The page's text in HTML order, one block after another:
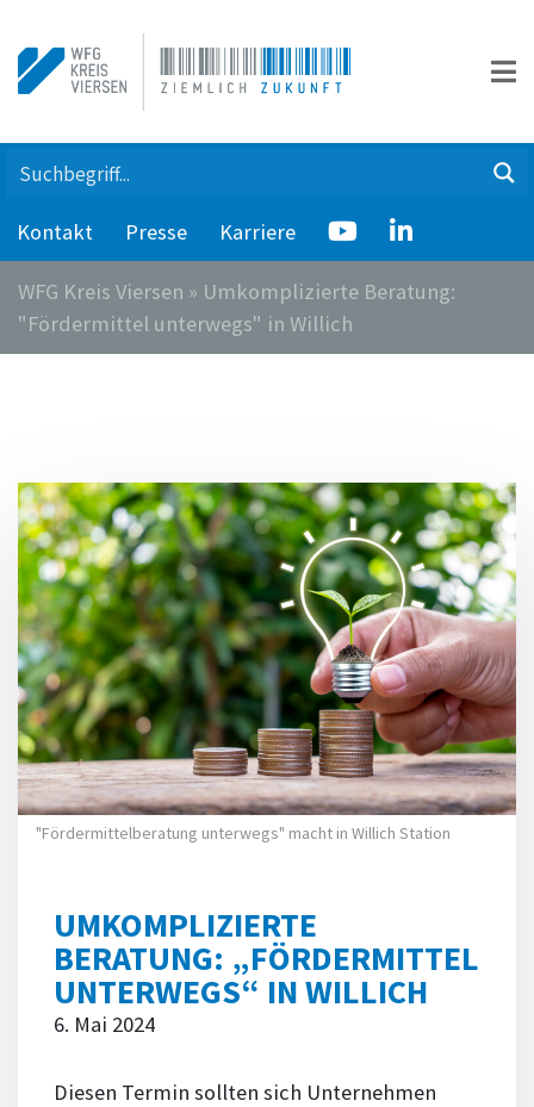
Kontakt Presse Karriere
WFG Kreis Viersen » Umkomplizierte Beratung:
"Fördermittel unterwegs" in Willich
"Fördermittelberatung unterwegs" macht in Willich Station
UMKOMPLIZIERTE
BERATUNG: „FÖRDERMITTEL
UNTERWEGS“ IN WILLICH
6. Mai 2024
Diesen Termin sollten sich Unternehmen